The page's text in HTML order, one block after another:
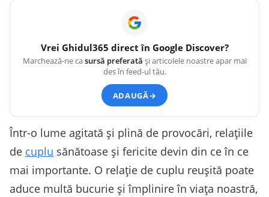
Vrei Ghidul365 direct în Google Discover?
Marchează-ne casursă preferată și articolele noastre apar mai
des în feed-ul tău.
ADAUGĂ→
Într-o lume agitată și plină de provocări, relațiile
de cuplu sănătoase și fericite devin din ce în ce
mai importante. O relație de cuplu reușită poate
aduce multă bucurie și împlinire în viața noastră,